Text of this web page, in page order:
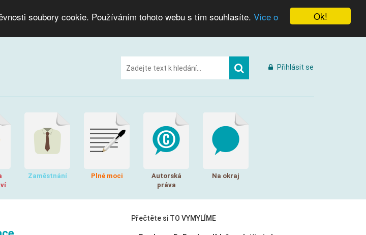
Ok!
soubory cookie. Používáním tohoto webu s tím souhlasíte. Více o
Přihlásit se
Zaměstnání Plné moci
Autorská
práva
Na okraj
Přečtěte si TO VYMYLÍME